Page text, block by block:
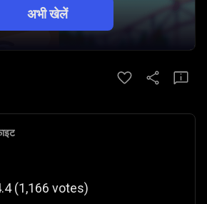
अभी खेलें
(1,166 votes)